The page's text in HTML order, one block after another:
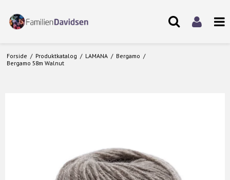
Forside / Produktkatalog / LAMANA / Bergamo /
Bergamo 58m Walnut